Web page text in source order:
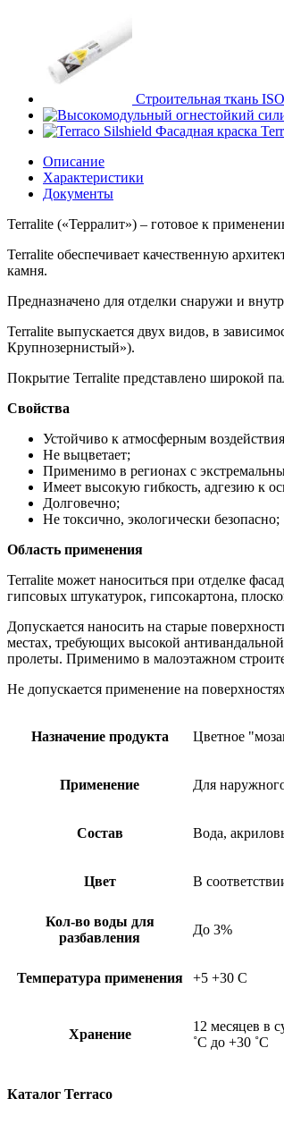
Строительная ткань
Фасадная краска
Описание
Характеристики
Документы
Terralite («Терралит») – готовое к
Terralite обеспечивает качественную
камня.
Предназначено для отделки снаружи и
Terralite выпускается двух видов, в
Крупнозернистый»).
Покрытие Terralite представлено широкой
Свойства
Устойчиво к атмосферным
Не выцветает;
Применимо в регионах с
Имеет высокую гибкость, адгезию к
Долговечно;
Не токсично, экологически безопасно;
Область применения
Terralite может наноситься при отделке
гипсовых штукатурок, гипсокартона,
Допускается наносить на старые
местах, требующих высокой
пролеты. Применимо в малоэтажном
Не допускается применение на
Назначение продукта Цветное
Применение Для
Состав Вода,
Цвет В
Кол-во воды для
разбавления
До 3%
Температура применения +5 +30 С
Хранение
12 месяцев в
˚С до +30 ˚С
Каталог Terraco